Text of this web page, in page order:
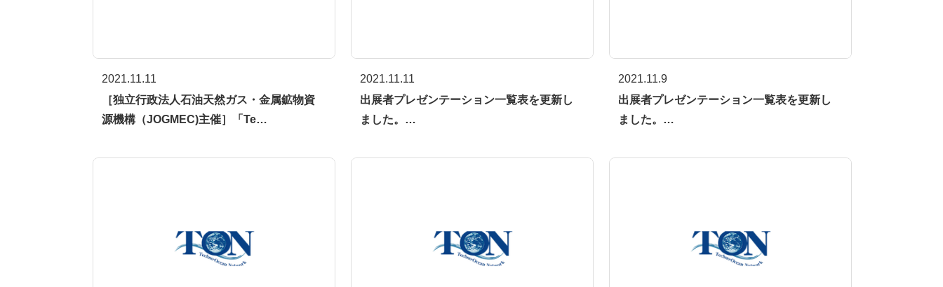
2021.11.11
［独立行政法人石油天然ガス・金属鉱物資
源機構（JOGMEC)主催］「Te…
2021.11.11
出展者プレゼンテーション一覧表を更新し
ました。…
2021.11.9
出展者プレゼンテーション一覧表を更新し
ました。…